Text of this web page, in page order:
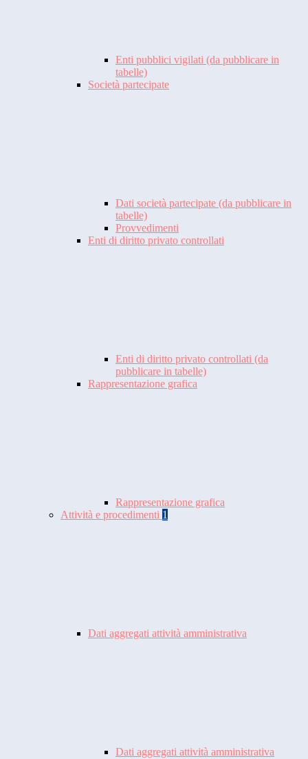
Enti pubblici vigilati (da pubblicare in
tabelle)
Società partecipate
Dati società partecipate (da pubblicare in
tabelle)
Provvedimenti
Enti di diritto privato controllati
Enti di diritto privato controllati (da
pubblicare in tabelle)
Rappresentazione grafica
Rappresentazione grafica
Attività e procedimenti 1
Dati aggregati attività amministrativa
Dati aggregati attività amministrativa